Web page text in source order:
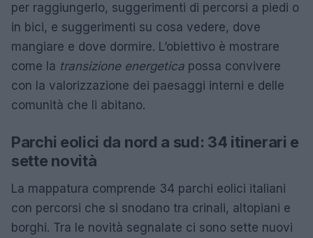
per raggiungerlo, suggerimenti di percorsi a piedi o
in bici, e suggerimenti su cosa vedere, dove
mangiare e dove dormire. L’obiettivo è mostrare
come la transizione energetica possa convivere
con la valorizzazione dei paesaggi interni e delle
comunità che li abitano.
Parchi eolici da nord a sud: 34 itinerari e
sette novità
La mappatura comprende 34 parchi eolici italiani
con percorsi che si snodano tra crinali, altopiani e
borghi. Tra le novità segnalate ci sono sette nuovi